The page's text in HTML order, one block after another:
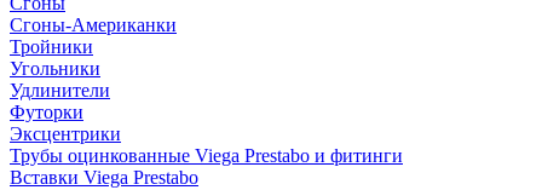
Сгоны-Американки
Тройники
Угольники
Удлинители
Футорки
Эксцентрики
Трубы оцинкованные Viega Prestabo и фитинги
Вставки Viega Prestabo